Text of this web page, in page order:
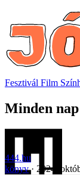
Fesztivál Film
Minden
444.hu
könyv
2024.